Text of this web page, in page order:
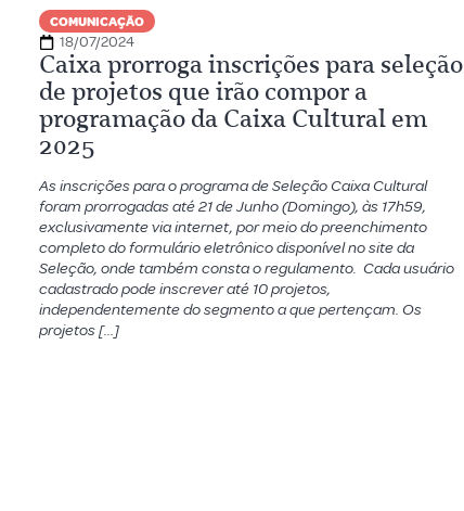
COMUNICAÇÃO
18/07/2024
Caixa prorroga inscrições para seleção
de projetos que irão compor a
programação da Caixa Cultural em
2025
As inscrições para o programa de Seleção Caixa Cultural
foram prorrogadas até 21 de Junho (Domingo), às 17h59,
exclusivamente via internet, por meio do preenchimento
completo do formulário eletrônico disponível no site da
Seleção, onde também consta o regulamento. Cada usuário
cadastrado pode inscrever até 10 projetos,
independentemente do segmento a que pertençam. Os
projetos […]